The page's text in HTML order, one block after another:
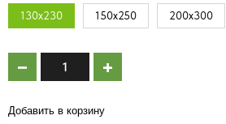
130х230 150х250 200х300
Добавить в корзину